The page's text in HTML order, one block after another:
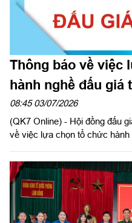
Thông báo về việc
hành nghề đấu giá
08:45 03/07/2026
(QK7 Online) - Hội đồng đấu
về việc lựa chọn tổ chức hành